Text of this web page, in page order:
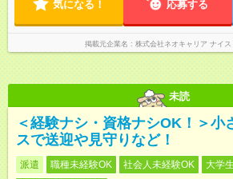
気になる！ 応募する
掲載元企業名 株式会社ネオキャリア ナイス
未読
＜経験ナシ・資格ナシOK！＞小
スで送迎や見守りなど！
派遣 職種未経験OK 社会人未経験OK 大学